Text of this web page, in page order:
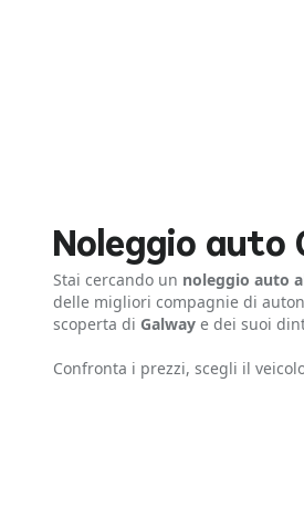
Noleggio auto
Stai cercando un noleggio auto
delle migliori compagnie di
scoperta di Galway e dei suoi
Confronta i prezzi, scegli il